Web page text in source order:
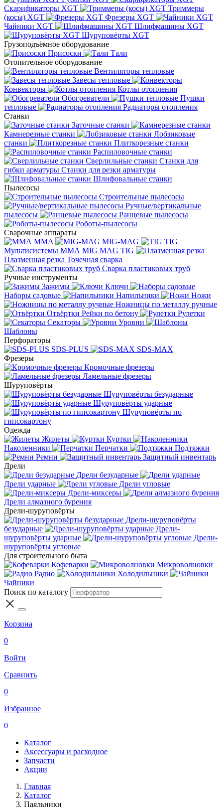
Скарификаторы XGT
Триммеры
(косы) XGT
Фрезеры XGT
Чайники XGT
Шлифмашины XGT
Шуруповёрты XGT
Грузоподъёмное оборудование
Присоски
Тали
Отопительное оборудование
Вентиляторы тепловые
Завесы тепловые
Конвекторы
Котлы отопления
Обогреватели
Пушки
тепловые
Радиаторы отопления
Станки
Заточные станки
Камнерезные станки
Лобзиковые
станки
Плиткорезные станки
Распиловочные станки
Сверлильные станки Станки для
гибки арматуры Станки для резки арматуры
Шлифовальные станки
Пылесосы
Строительные пылесосы
Ручные/вертикальные
пылесосы
Ранцевые пылесосы
Роботы-пылесосы
Сварочные аппараты
MMA
MIG-MAG
TIG
Мультисистемы ММА MIG MAG TIG
Плазменная резка Точечная сварка
Cварка пластиковых труб
Ручные инструменты
Зажимы
Ключи
Наборы садовые
Напильники
Ножи
Ножницы по металлу ручные
Отвёртки Рейки по бетону
Рулетки
Секаторы
Уровни
Шаблоны
Перфораторы
SDS-PLUS
SDS-MAX
Фрезеры
Кромочные фрезеры
Ламельные фрезеры
Шуруповёрты
Шуруповёрты безударные
Шуруповёрты ударные
Шуруповёрты по
гипсокартону
Одежда
Жилеты
Куртки
Наколенники
Перчатки
Подтяжки
Ремни
Защитный инвентарь
Дрели
Дрели безударные
Дрели ударные
Дрели угловые
Дрели-миксеры
Дрели алмазного бурения
Дрели-шуруповёрты
Дрели-шуруповёрты
безударные
Дрели-
шуруповёрты ударные
Дрели-
шуруповёрты угловые
Для строительного быта
Кофеварки
Микроволновки
Радио
Холодильники
Чайники
Поиск по каталогу
Корзина
0
Войти
Сравнить
0
Избранное
0
Каталог
Аксессуары и расходное
Запчасти
Акции
Главная
Каталог
Паяльники